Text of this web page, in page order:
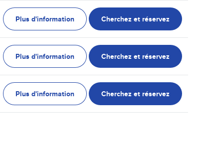
Plus d'information Cherchez et réservez
Plus d'information Cherchez et réservez
Plus d'information Cherchez et réservez